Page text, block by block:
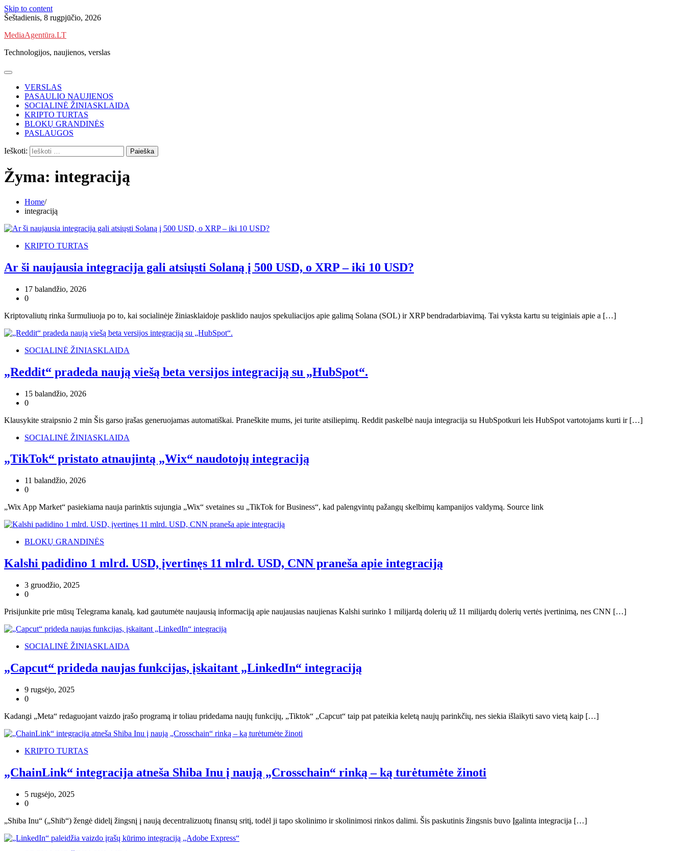
Skip to content
Šeštadienis, 8 rugpjūčio, 2026
MediaAgentūra.LT
Technologijos, naujienos, verslas
VERSLAS
PASAULIO NAUJIENOS
SOCIALINĖ ŽINIASKLAIDA
KRIPTO TURTAS
BLOKŲ GRANDINĖS
PASLAUGOS
Ieškoti:
Žyma: integraciją
Home
integraciją
KRIPTO TURTAS
Ar ši naujausia integracija gali atsiųsti Solaną į 500 USD, o XRP – iki 10 USD?
17 balandžio, 2026
0
Kriptovaliutų rinka šurmuliuoja po to, kai socialinėje žiniasklaidoje pasklido naujos spekuliacijos apie galimą Solana (SOL) ir XRP bendradarbiavimą. Tai vyksta kartu su teiginiais apie a […]
SOCIALINĖ ŽINIASKLAIDA
„Reddit“ pradeda naują viešą beta versijos integraciją su „HubSpot“.
15 balandžio, 2026
0
Klausykite straipsnio 2 min Šis garso įrašas generuojamas automatiškai. Praneškite mums, jei turite atsiliepimų. Reddit paskelbė nauja integracija su HubSpotkuri leis HubSpot vartotojams kurti ir […]
SOCIALINĖ ŽINIASKLAIDA
„TikTok“ pristato atnaujintą „Wix“ naudotojų integraciją
11 balandžio, 2026
0
„Wix App Market“ pasiekiama nauja parinktis sujungia „Wix“ svetaines su „TikTok for Business“, kad palengvintų pažangų skelbimų kampanijos valdymą. Source link
BLOKŲ GRANDINĖS
Kalshi padidino 1 mlrd. USD, įvertinęs 11 mlrd. USD, CNN praneša apie integraciją
3 gruodžio, 2025
0
Prisijunkite prie mūsų Telegrama kanalą, kad gautumėte naujausią informaciją apie naujausias naujienas Kalshi surinko 1 milijardą dolerių už 11 milijardų dolerių vertės įvertinimą, nes CNN […]
SOCIALINĖ ŽINIASKLAIDA
„Capcut“ prideda naujas funkcijas, įskaitant „LinkedIn“ integraciją
9 rugsėjo, 2025
0
Kadangi „Meta“ redaguojant vaizdo įrašo programą ir toliau pridedama naujų funkcijų, „Tiktok“ „Capcut“ taip pat pateikia keletą naujų parinkčių, nes siekia išlaikyti savo vietą kaip […]
KRIPTO TURTAS
„ChainLink“ integracija atneša Shiba Inu į naują „Crosschain“ rinką – ką turėtumėte žinoti
5 rugsėjo, 2025
0
„Shiba Inu“ („Shib“) žengė didelį žingsnį į naują decentralizuotų finansų sritį, todėl ji tapo skolinimo ir skolinimosi rinkos dalimi. Šis paskutinis žingsnis buvo Įgalinta integracija […]